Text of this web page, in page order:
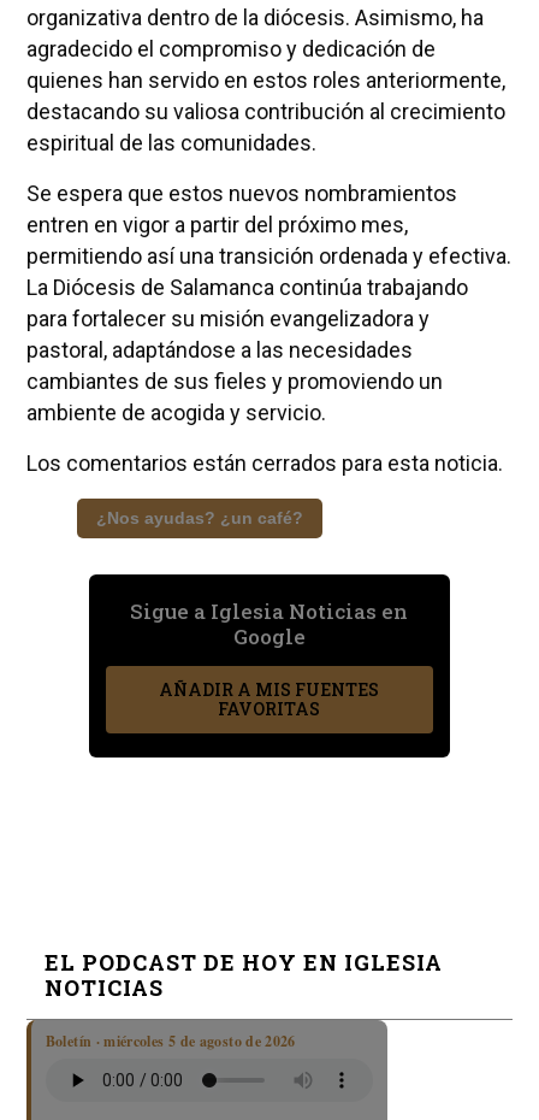
organizativa dentro de la diócesis. Asimismo, ha
agradecido el compromiso y dedicación de
quienes han servido en estos roles anteriormente,
destacando su valiosa contribución al crecimiento
espiritual de las comunidades.
Se espera que estos nuevos nombramientos
entren en vigor a partir del próximo mes,
permitiendo así una transición ordenada y efectiva.
La Diócesis de Salamanca continúa trabajando
para fortalecer su misión evangelizadora y
pastoral, adaptándose a las necesidades
cambiantes de sus fieles y promoviendo un
ambiente de acogida y servicio.
Los comentarios están cerrados para esta noticia.
¿Nos ayudas? ¿un café?
Sigue a Iglesia Noticias en
Google
AÑADIR A MIS FUENTES
FAVORITAS
EL PODCAST DE HOY EN IGLESIA
NOTICIAS
Boletín · miércoles 5 de agosto de 2026